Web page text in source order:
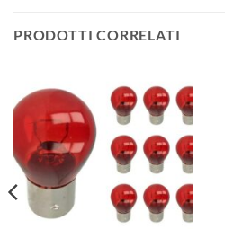
PRODOTTI CORRELATI